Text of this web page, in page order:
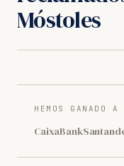
Móstoles
HEMOS GANADO A
CaixaBank